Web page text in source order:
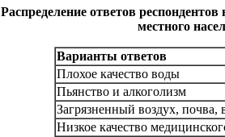
Распределение ответов
местного
Варианты ответов
Плохое качество воды
Пьянство и алкоголизм
Загрязненный воздух, почва,
Низкое качество